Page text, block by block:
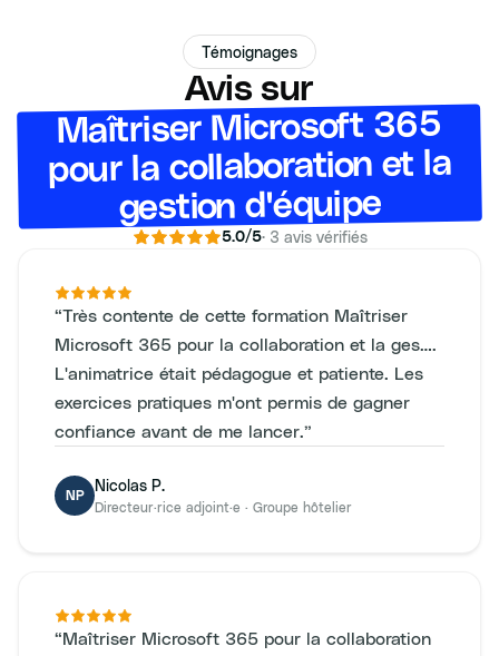
Témoignages
Avis sur
Maîtriser Microsoft 365
pour la collaboration et la
gestion d'équipe
5.0/5· 3 avis vérifiés
“Très contente de cette formation Maîtriser
Microsoft 365 pour la collaboration et la ges….
L'animatrice était pédagogue et patiente. Les
exercices pratiques m'ont permis de gagner
confiance avant de me lancer.”
NP
Nicolas P.
Directeur·rice adjoint·e · Groupe hôtelier
“Maîtriser Microsoft 365 pour la collaboration